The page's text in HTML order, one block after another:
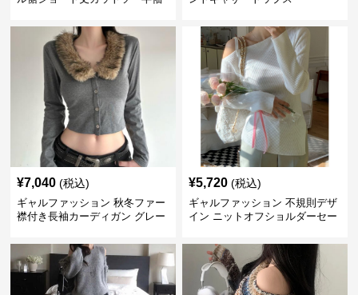
¥7,040 (税込)
ギャルファッション 秋冬ファー
襟付き長袖カーディガン グレー
¥5,720 (税込)
ギャルファッション 不規則デザ
イン ニットオフショルダーセー